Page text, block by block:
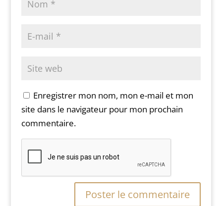
Enregistrer mon nom, mon e-mail et mon
site dans le navigateur pour mon prochain
commentaire.